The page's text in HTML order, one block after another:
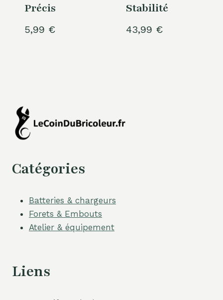
Précis
5,99 €
Stabilité
43,99 €
Catégories
Batteries & chargeurs
Forets & Embouts
Atelier & équipement
Liens